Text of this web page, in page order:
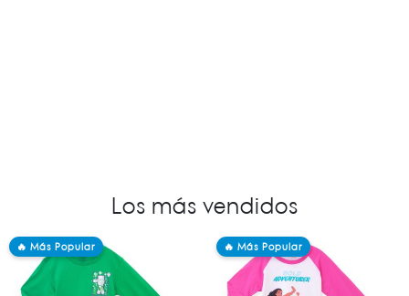
Los más vendidos
🔥 Más Popular 🔥 Más Popular